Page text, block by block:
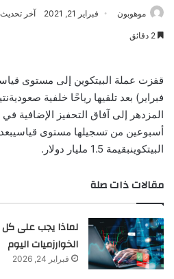
موهوبون فبراير 21, 2021 آخر تحديث:
فبراير) بعد تلقيها رياحًا خلفية
المزدهر إلى آفاق التحفيز الإضافية
أسبوعين من تسجيلها مستوى
البيتكوينبقيمة 1.5 مليار دولار.
مقالات ذات صلة
لماذا يجب على كل
الخوارزميات اليوم
فبراير 24, 2026